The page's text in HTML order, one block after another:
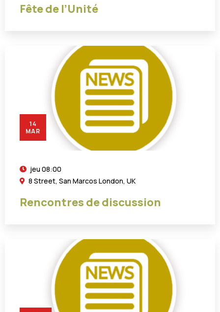
Fête de l’Unité
14
MAR
jeu 08:00
8 Street, San Marcos London, UK
Rencontres de discussion